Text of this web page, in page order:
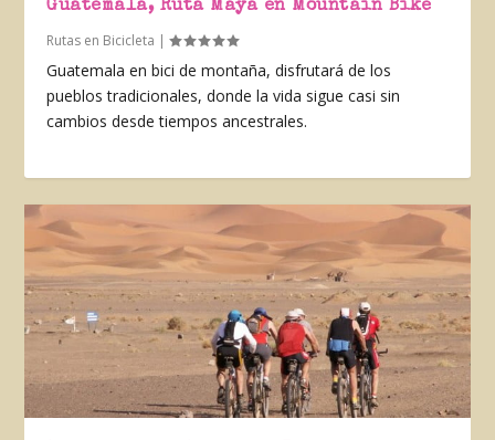
Guatemala, Ruta Maya en Mountain Bike
Rutas en Bicicleta |
Guatemala en bici de montaña, disfrutará de los
pueblos tradicionales, donde la vida sigue casi sin
cambios desde tiempos ancestrales.